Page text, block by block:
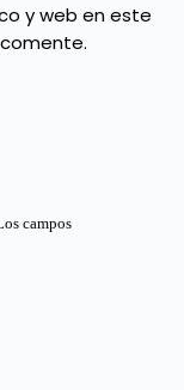
y web en este
campos